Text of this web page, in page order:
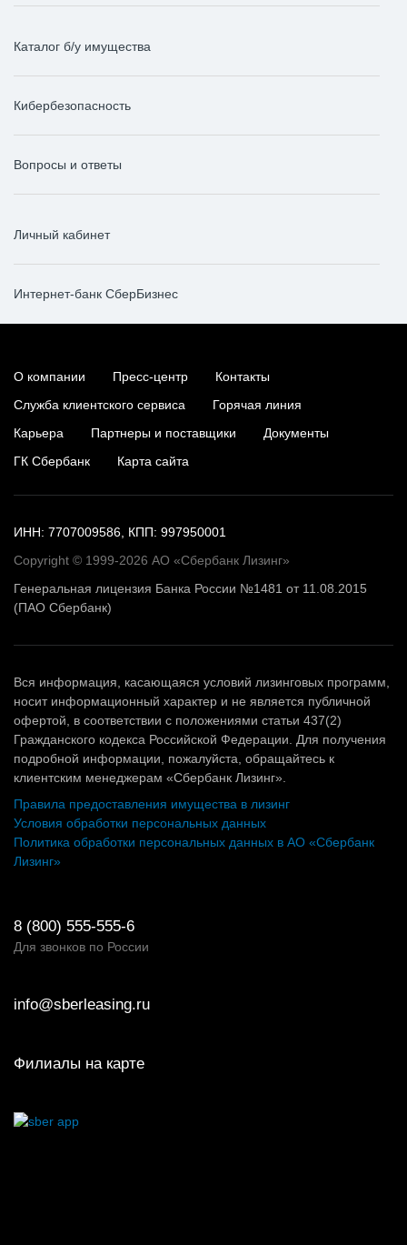
Каталог б/у имущества
Кибербезопасность
Вопросы и ответы
Личный кабинет
Интернет-банк СберБизнес
О компании Пресс-центр
Контакты
Служба клиентского сервиса
Горячая линия
Карьера
Партнеры и поставщики
Документы
ГК Сбербанк
Карта сайта
ИНН: 7707009586, КПП: 997950001
Copyright © 1999-2026 АО «Сбербанк Лизинг»
Генеральная лицензия Банка России №1481 от 11.08.2015
(ПАО Сбербанк)
Вся информация, касающаяся условий лизинговых программ,
носит информационный характер и не является публичной
офертой, в соответствии с положениями статьи 437(2)
Гражданского кодекса Российской Федерации. Для получения
подробной информации, пожалуйста, обращайтесь к
клиентским менеджерам «Сбербанк Лизинг».
Правила предоставления имущества в лизинг
Условия обработки персональных данных
Политика обработки персональных данных в АО «Сбербанк
Лизинг»
8 (800) 555-555-6
Для звонков по России
info@sberleasing.ru
Филиалы на карте